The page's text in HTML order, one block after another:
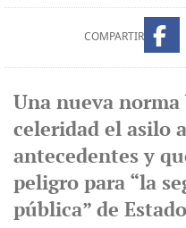
COMPARTIR
Una nueva norma
celeridad el asilo
antecedentes y
peligro para “la
pública” de